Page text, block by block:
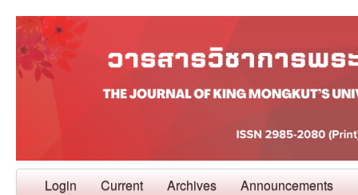
Login Current Archives Announcements